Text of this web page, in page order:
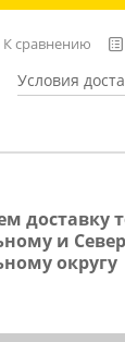
К сравнению
Условия
доставку
и
округу